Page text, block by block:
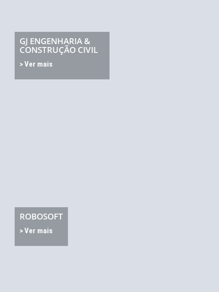
GJ ENGENHARIA &
CONSTRUÇÃO CIVIL
> Ver mais
ROBOSOFT
> Ver mais